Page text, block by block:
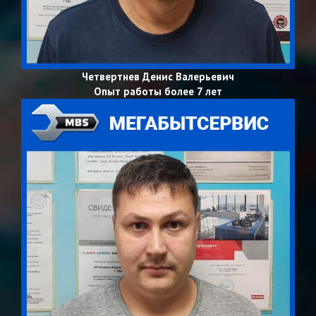
Четвертнев Денис Валерьевич
Опыт работы более 7 лет